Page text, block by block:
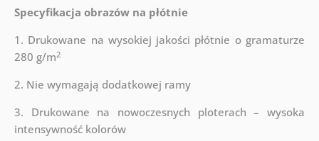
Specyfikacja obrazów na płótnie
1. Drukowane na wysokiej jakości płótnie o gramaturze
280 g/m2
2. Nie wymagają dodatkowej ramy
3. Drukowane na nowoczesnych ploterach – wysoka
intensywność kolorów